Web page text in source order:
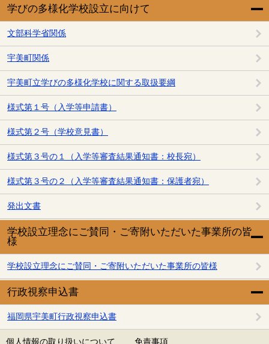
学びの多様化学校設立に向けて
文部科学省関係
宇美町関係
宇美町立学びの多様化学校に関する取扱要綱
様式第１号（入学等申請書）
様式第２号（学校意見書）
様式第３号の１（入学等審査結果通知書：校長宛）
様式第３号の２（入学等審査結果通知書：保護者宛）
発出文書
学校設立理念にご賛同・ご寄附いただいた事業所の皆
様
学校設立理念にご賛同・ご寄附いただいた事業所の皆様
行政視察申込書
福岡県宇美町行政視察申込書
個人情報の取り扱いについて 免責事項